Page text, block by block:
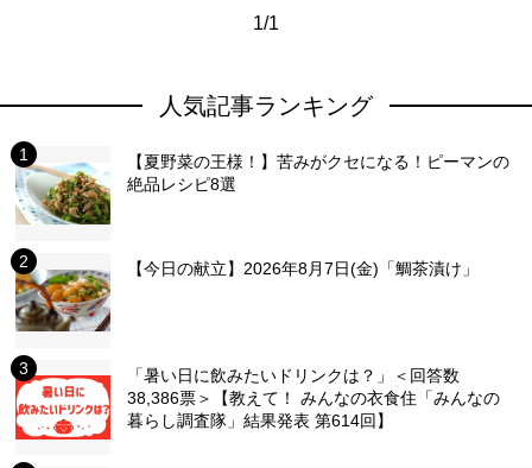
1/1
人気記事ランキング
【夏野菜の王様！】苦みがクセになる！ピーマンの
絶品レシピ8選
【今日の献立】2026年8月7日(金)「鯛茶漬け」
「暑い日に飲みたいドリンクは？」＜回答数
38,386票＞【教えて！ みんなの衣食住「みんなの
暮らし調査隊」結果発表 第614回】